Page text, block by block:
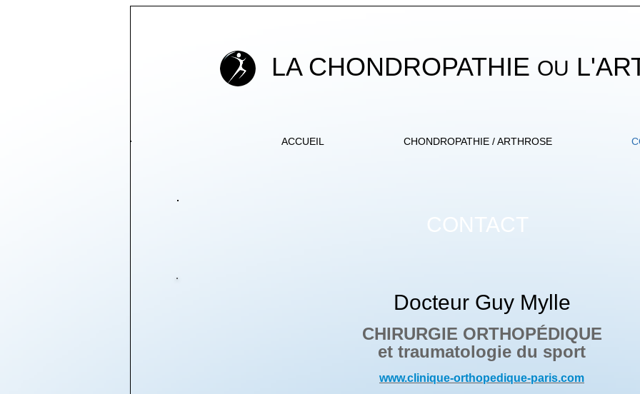
LA CHONDROPATHIE OU
ACCUEIL CHONDROPATHIE / ARTHROSE
CONTACT
Docteur Guy Mylle
CHIRURGIE ORTHOPÉDIQUE
et traumatologie du sport
www.clinique-orthopedique-paris.com